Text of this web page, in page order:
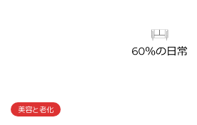
美容と老化